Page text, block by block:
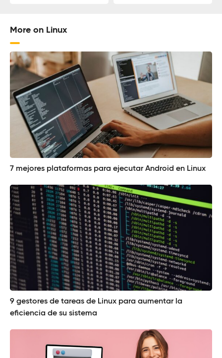
More on Linux
7 mejores plataformas para ejecutar Android en Linux
9 gestores de tareas de Linux para aumentar la
eficiencia de su sistema